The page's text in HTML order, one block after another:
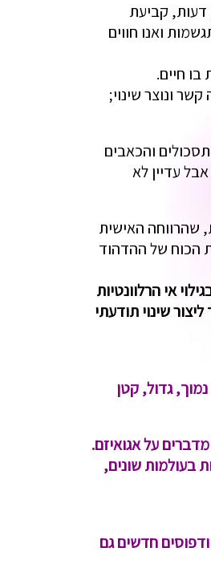
דעות, קביעת
ואנו חווים
בו חיים.
ונוצר שינוי;
והכאבים
עדיין לא
שהרווחה האישית
הכוח של ההדהוד
אי הרלוונטיות
שינוי תודעתי
גדול, קטן
על אגואיזם.
בעולמות שונים,
חדשים גם